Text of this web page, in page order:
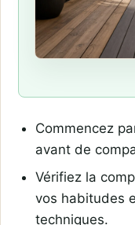
Commencez
avant de
Vérifiez la
vos habitudes
techniques.